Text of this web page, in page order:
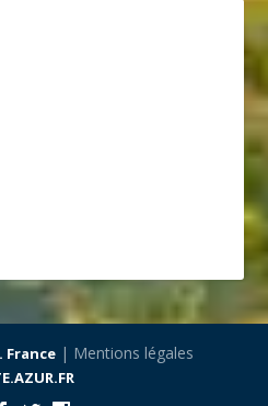
France| Mentions légales